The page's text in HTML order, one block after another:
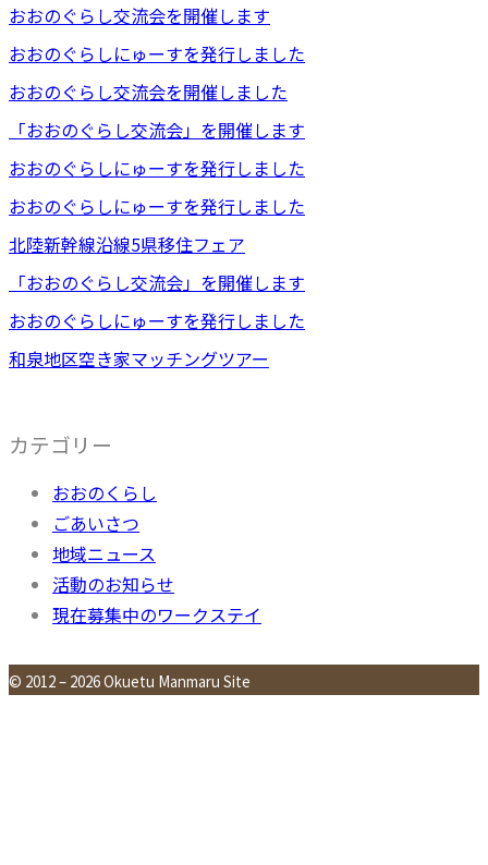
おおのぐらし交流会を開催します
おおのぐらしにゅーすを発行しました
おおのぐらし交流会を開催しました
「おおのぐらし交流会」を開催します
おおのぐらしにゅーすを発行しました
おおのぐらしにゅーすを発行しました
北陸新幹線沿線5県移住フェア
「おおのぐらし交流会」を開催します
おおのぐらしにゅーすを発行しました
和泉地区空き家マッチングツアー
カテゴリー
おおのくらし
ごあいさつ
地域ニュース
活動のお知らせ
現在募集中のワークステイ
© 2012 – 2026 Okuetu Manmaru Site